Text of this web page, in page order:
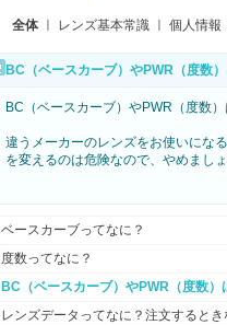
全体ㅣ レンズ基本常識 個人情報
BC（ベースカーブ）やPWR（度数
BC（ベースカーブ）やPWR（度数
違うメーカーのレンズをお使いにな
を変えるのは危険なので、やめまし
ベースカーブってなに？
度数ってなに？
BC（ベースカーブ）やPWR（度数
レンズデータってなに？注文すると